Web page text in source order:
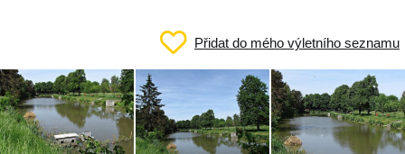
Přidat do mého výletního seznamu